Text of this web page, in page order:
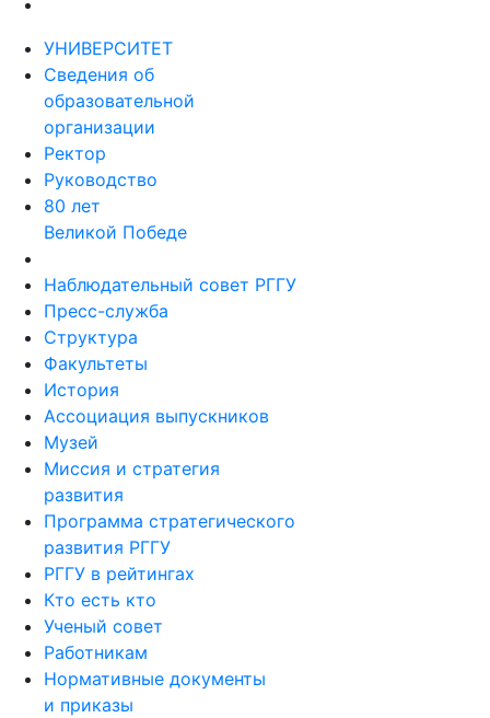
УНИВЕРСИТЕТ
Сведения об
образовательной
организации
Ректор
Руководство
80 лет
Великой Победе
Наблюдательный совет РГГУ
Пресс-служба
Структура
Факультеты
История
Ассоциация выпускников
Музей
Миссия и стратегия
развития
Программа стратегического
развития РГГУ
РГГУ в рейтингах
Кто есть кто
Ученый совет
Работникам
Нормативные документы
и приказы